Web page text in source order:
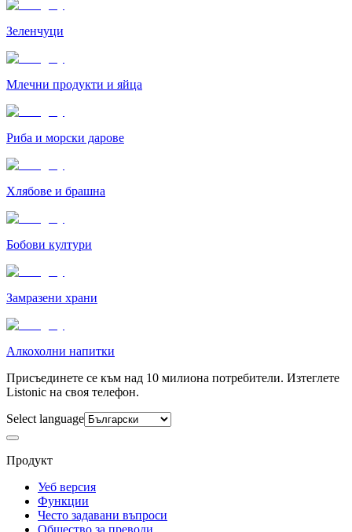
Зеленчуци
Млечни продукти и яйца
Риба и морски дарове
Хлябове и брашна
Бобови култури
Замразени храни
Алкохолни напитки
Присъединете се към над 10 милиона потребители. Изтеглете
Listonic на своя телефон.
Select language
Продукт
Уеб версия
Функции
Често задавани въпроси
Общество за преводи